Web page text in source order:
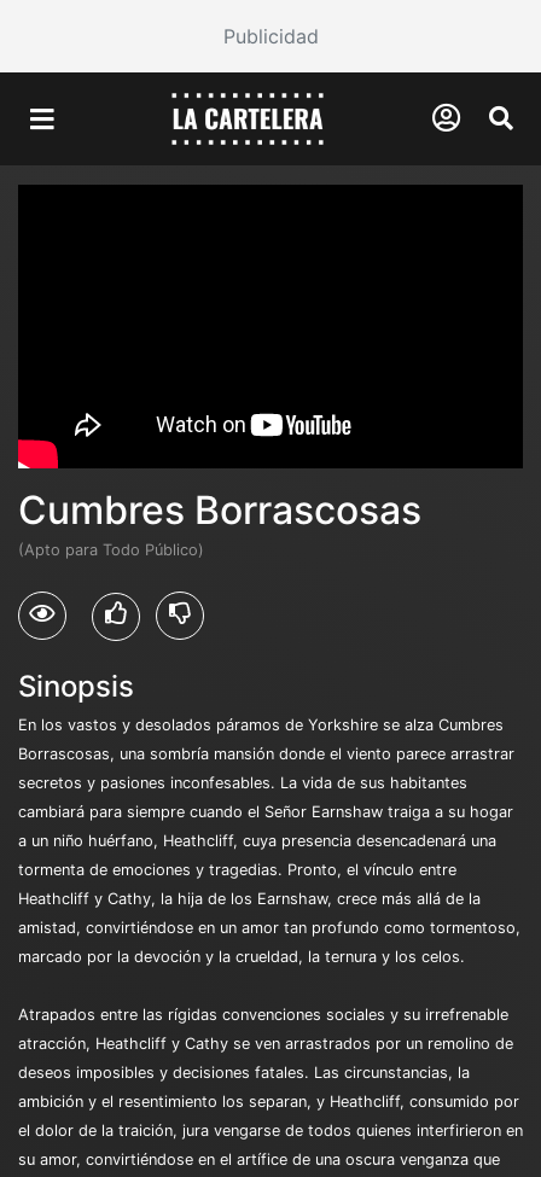
Publicidad
Cumbres Borrascosas
(Apto para Todo Público)
Sinopsis
En los vastos y desolados páramos de Yorkshire se alza Cumbres
Borrascosas, una sombría mansión donde el viento parece arrastrar
secretos y pasiones inconfesables. La vida de sus habitantes
cambiará para siempre cuando el Señor Earnshaw traiga a su hogar
a un niño huérfano, Heathcliff, cuya presencia desencadenará una
tormenta de emociones y tragedias. Pronto, el vínculo entre
Heathcliff y Cathy, la hija de los Earnshaw, crece más allá de la
amistad, convirtiéndose en un amor tan profundo como tormentoso,
marcado por la devoción y la crueldad, la ternura y los celos.
Atrapados entre las rígidas convenciones sociales y su irrefrenable
atracción, Heathcliff y Cathy se ven arrastrados por un remolino de
deseos imposibles y decisiones fatales. Las circunstancias, la
ambición y el resentimiento los separan, y Heathcliff, consumido por
el dolor de la traición, jura vengarse de todos quienes interfirieron en
su amor, convirtiéndose en el artífice de una oscura venganza que